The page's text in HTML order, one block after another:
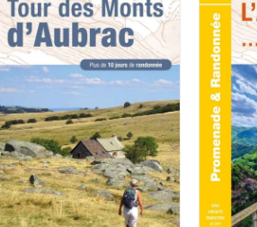
AJOUTER AU PANIER
/
DÉTAILS